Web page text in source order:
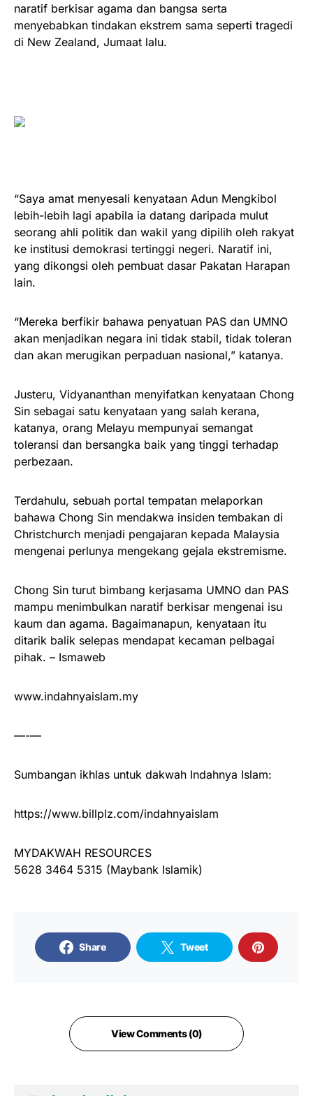
naratif berkisar agama dan bangsa serta
menyebabkan tindakan ekstrem sama seperti tragedi
di New Zealand, Jumaat lalu.
“Saya amat menyesali kenyataan Adun Mengkibol
lebih-lebih lagi apabila ia datang daripada mulut
seorang ahli politik dan wakil yang dipilih oleh rakyat
ke institusi demokrasi tertinggi negeri. Naratif ini,
yang dikongsi oleh pembuat dasar Pakatan Harapan
lain.
“Mereka berfikir bahawa penyatuan PAS dan UMNO
akan menjadikan negara ini tidak stabil, tidak toleran
dan akan merugikan perpaduan nasional,” katanya.
Justeru, Vidyananthan menyifatkan kenyataan Chong
Sin sebagai satu kenyataan yang salah kerana,
katanya, orang Melayu mempunyai semangat
toleransi dan bersangka baik yang tinggi terhadap
perbezaan.
Terdahulu, sebuah portal tempatan melaporkan
bahawa Chong Sin mendakwa insiden tembakan di
Christchurch menjadi pengajaran kepada Malaysia
mengenai perlunya mengekang gejala ekstremisme.
Chong Sin turut bimbang kerjasama UMNO dan PAS
mampu menimbulkan naratif berkisar mengenai isu
kaum dan agama. Bagaimanapun, kenyataan itu
ditarik balik selepas mendapat kecaman pelbagai
pihak. – Ismaweb
www.indahnyaislam.my
—-—
Sumbangan ikhlas untuk dakwah Indahnya Islam:
https://www.billplz.com/indahnyaislam
MYDAKWAH RESOURCES
5628 3464 5315 (Maybank Islamik)
Share Tweet
View Comments (0)